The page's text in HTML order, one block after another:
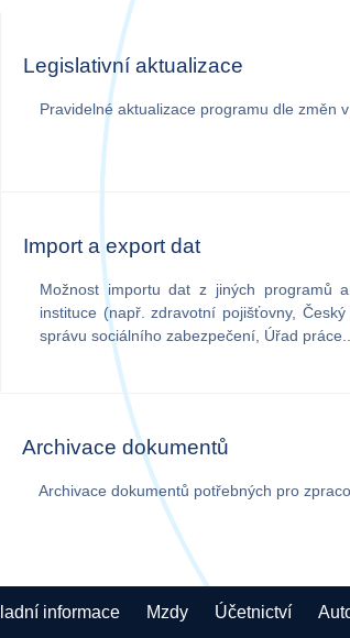
Legislativní aktualizace
Pravidelné aktualizace programu dle změn v
Import a export dat
Možnost importu dat z jiných programů
instituce (např. zdravotní pojišťovny,
správu sociálního zabezpečení, Úřad
Archivace dokumentů
Archivace dokumentů potřebných pro
informace Mzdy Účetnictví